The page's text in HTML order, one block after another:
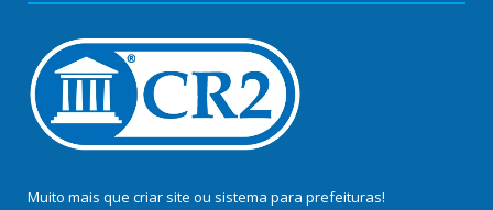
Muito mais que criar site ou sistema para prefeituras!